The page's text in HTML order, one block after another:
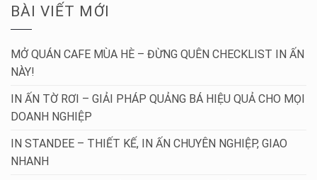
BÀI VIẾT MỚI
MỞ QUÁN CAFE MÙA HÈ – ĐỪNG QUÊN CHECKLIST IN ẤN
NÀY!
IN ẤN TỜ RƠI – GIẢI PHÁP QUẢNG BÁ HIỆU QUẢ CHO MỌI
DOANH NGHIỆP
IN STANDEE – THIẾT KẾ, IN ẤN CHUYÊN NGHIỆP, GIAO
NHANH